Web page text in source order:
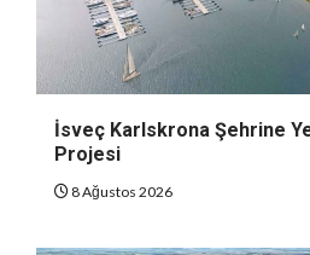
İsveç Karlskrona Şehrine
Projesi
8 Ağustos 2026